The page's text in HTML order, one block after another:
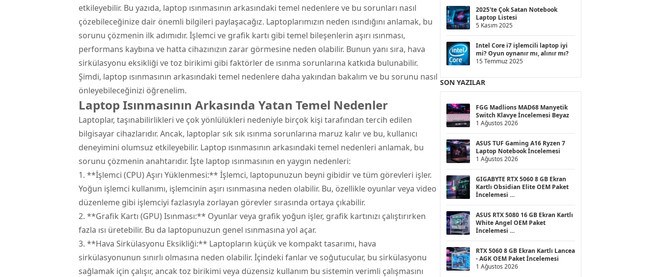
etkileyebilir. Bu yazıda, laptop ısınmasının arkasındaki temel nedenlere ve bu sorunları nasıl
çözebileceğinize dair önemli bilgileri paylaşacağız. Laptoplarımızın neden ısındığını anlamak, bu
sorunu çözmenin ilk adımıdır. İşlemci ve grafik kartı gibi temel bileşenlerin aşırı ısınması,
performans kaybına ve hatta cihazınızın zarar görmesine neden olabilir. Bunun yanı sıra, hava
sirkülasyonu eksikliği ve toz birikimi gibi faktörler de ısınma sorunlarına katkıda bulunabilir.
Şimdi, laptop ısınmasının arkasındaki temel nedenlere daha yakından bakalım ve bu sorunu nasıl
önleyebileceğinizi öğrenelim.
Laptop Isınmasının Arkasında Yatan Temel Nedenler
Laptoplar, taşınabilirlikleri ve çok yönlülükleri nedeniyle birçok kişi tarafından tercih edilen
bilgisayar cihazlarıdır. Ancak, laptoplar sık sık ısınma sorunlarına maruz kalır ve bu, kullanıcı
deneyimini olumsuz etkileyebilir. Laptop ısınmasının arkasındaki temel nedenleri anlamak, bu
sorunu çözmenin anahtarıdır. İşte laptop ısınmasının en yaygın nedenleri:
1. **İşlemci (CPU) Aşırı Yüklenmesi:** İşlemci, laptopunuzun beyni gibidir ve tüm görevleri işler.
Yoğun işlemci kullanımı, işlemcinin aşırı ısınmasına neden olabilir. Bu, özellikle oyunlar veya video
düzenleme gibi işlemciyi fazlasıyla zorlayan görevler sırasında ortaya çıkabilir.
2. **Grafik Kartı (GPU) Isınması:** Oyunlar veya grafik yoğun işler, grafik kartınızı çalıştırırken
fazla ısı üretebilir. Bu da laptopunuzun genel ısınmasına yol açar.
3. **Hava Sirkülasyonu Eksikliği:** Laptopların küçük ve kompakt tasarımı, hava
sirkülasyonunun sınırlı olmasına neden olabilir. İçindeki fanlar ve soğutucular, bu sirkülasyonu
sağlamak için çalışır, ancak toz birikimi veya düzensiz kullanım bu sistemin verimli çalışmasını
2025'te Çok Satan Notebook
Laptop Listesi
5 Kasım 2025
Intel Core i7 işlemcili laptop iyi
mi? Oyun oynanır mı, alınır mı?
15 Temmuz 2025
SON YAZILAR
FGG Madlions MAD68 Manyetik
Switch Klavye İncelemesi Beyaz
1 Ağustos 2026
ASUS TUF Gaming A16 Ryzen 7
Laptop Notebook İncelemesi
1 Ağustos 2026
GIGABYTE RTX 5060 8 GB Ekran
Kartlı Obsidian Elite OEM Paket
İncelemesi
ASUS RTX 5080 16 GB Ekran Kartlı
White Angel OEM Paket
İncelemesi
RTX 5060 8 GB Ekran Kartlı Lancea
- AGK OEM Paket İncelemesi
1 Ağustos 2026